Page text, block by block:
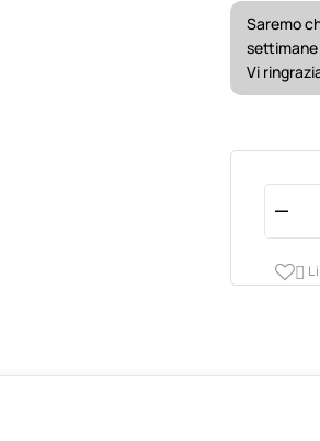
Saremo
settimane
Vi
